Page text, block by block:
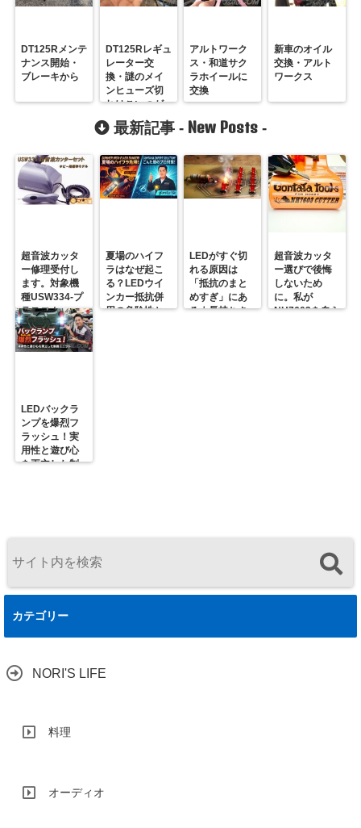
DT125Rメンテ
ナンス開始・
ブレーキから
DT125Rレギュ
レーター交
換・謎のメイ
ンヒューズ切
れはこいつが
原因
アルトワーク
ス・和道サク
ラホイールに
交換
新車のオイル
交換・アルト
ワークス
最新記事 - New Posts -
超音波カッタ
ー修理受付し
ます。対象機
種USW334-プ
ラスコム-
R31GONTA
夏場のハイフ
ラはなぜ起こ
る？LEDウイ
ンカー抵抗併
用の危険性と
LEDがすぐ切
れる原因は
「抵抗のまと
めすぎ」にあ
る｜長持ちさ
超音波カッタ
ー選びで後悔
しないため
に。私が
NH7603を自ら
LEDバックラ
ンプを爆烈フ
ラッシュ！実
用性と遊び心
を両立した制
カテゴリー
NORI'S LIFE
料理
オーディオ